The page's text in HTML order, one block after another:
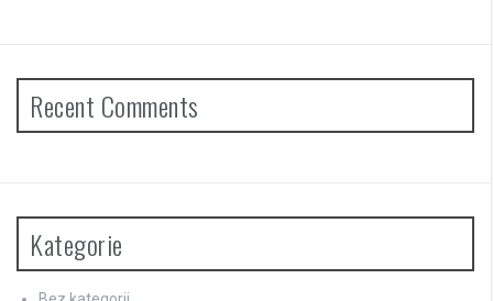
Recent Comments
Kategorie